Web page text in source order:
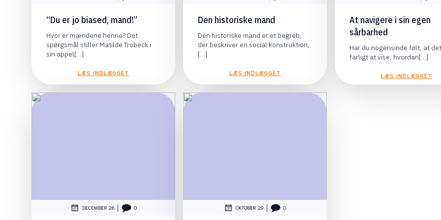
“Du er jo biased, mand!”
Hvor er mændene henne? Det
spørgsmål stiller Matilde Trobeck i
sin appel[…]
LÆS INDLÆGGET
Den historiske mand
Den historiske mand er et begreb,
der beskriver en social konstruktion,
[…]
LÆS INDLÆGGET
At navigere i sin egen
sårbarhed
Har du nogensinde følt, at
farligt at vise, hvordan[…]
LÆS INDLÆGGET
DECEMBER 26 | 0 OKTOBER 29 | 0